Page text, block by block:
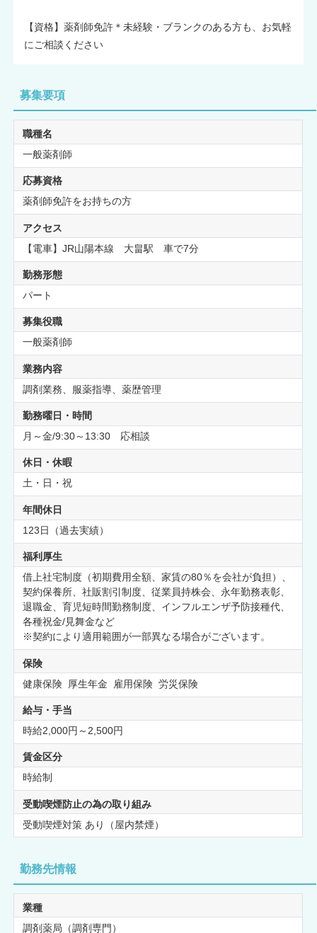
【資格】薬剤師免許＊未経験・ブランクのある方も、お気軽
にご相談ください
募集要項
職種名
一般薬剤師
応募資格
薬剤師免許をお持ちの方
アクセス
【電車】JR山陽本線 大畠駅 車で7分
勤務形態
パート
募集役職
一般薬剤師
業務内容
調剤業務、服薬指導、薬歴管理
勤務曜日・時間
月～金/9:30～13:30 応相談
休日・休暇
土・日・祝
年間休日
123日（過去実績）
福利厚生
借上社宅制度（初期費用全額、家賃の80％を会社が負担）、
契約保養所、社販割引制度、従業員持株会、永年勤務表彰、
退職金、育児短時間勤務制度、インフルエンザ予防接種代、
各種祝金/見舞金など
※契約により適用範囲が一部異なる場合がございます。
保険
健康保険 厚生年金 雇用保険 労災保険
給与・手当
時給2,000円～2,500円
賃金区分
時給制
受動喫煙防止の為の取り組み
受動喫煙対策 あり（屋内禁煙）
勤務先情報
業種
調剤薬局（調剤専門）